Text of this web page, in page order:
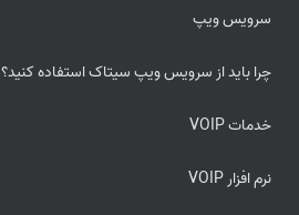
سرویس ویپ
چرا باید از سرویس ویپ سیتاک استفاده کنید؟
خدمات VOIP
نرم افزار VOIP